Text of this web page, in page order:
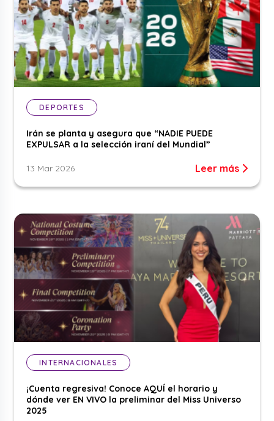
DEPORTES
Irán se planta y asegura que “NADIE PUEDE
EXPULSAR a la selección iraní del Mundial”
13 Mar 2026 Leer más
INTERNACIONALES
¡Cuenta regresiva! Conoce AQUÍ el horario y
dónde ver EN VIVO la preliminar del Miss Universo
2025